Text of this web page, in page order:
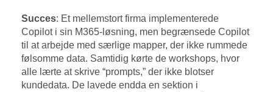
Succes: Et mellemstort firma implementerede
Copilot i sin M365-løsning, men begrænsede Copilot
til at arbejde med særlige mapper, der ikke rummede
følsomme data. Samtidig kørte de workshops, hvor
alle lærte at skrive “prompts,” der ikke blotser
kundedata. De lavede endda en sektion i